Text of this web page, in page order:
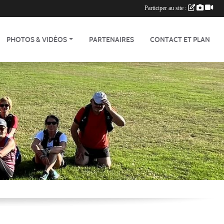
PHOTOS & VIDÉOS PARTENAIRES CONTACT ET PLAN
Participer au site :